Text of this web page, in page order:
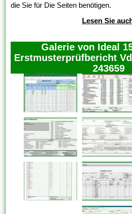
die Sie für Die Seiten benötigen.
Lesen Sie
Galerie von Ideal
Erstmusterprüfbericht
243659